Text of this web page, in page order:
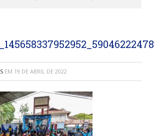
EM 19 DE ABRIL DE 2022